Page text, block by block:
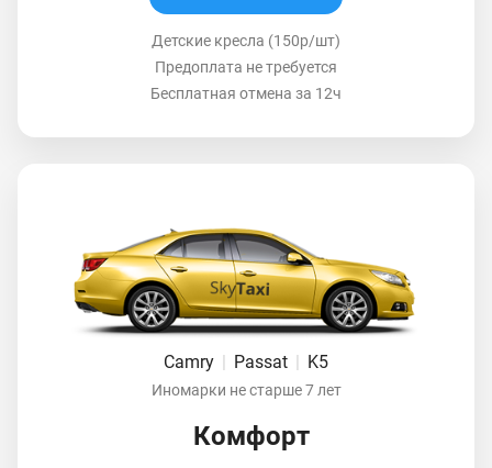
Детские кресла (150р/шт)
Предоплата не требуется
Бесплатная отмена за 12ч
Camry Passat K5
Иномарки не старше 7 лет
Комфорт